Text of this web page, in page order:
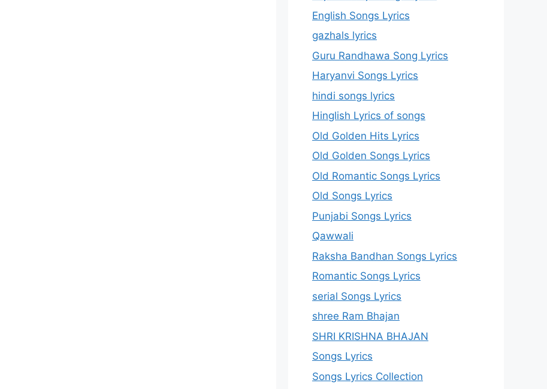
English Songs Lyrics
gazhals lyrics
Guru Randhawa Song Lyrics
Haryanvi Songs Lyrics
hindi songs lyrics
Hinglish Lyrics of songs
Old Golden Hits Lyrics
Old Golden Songs Lyrics
Old Romantic Songs Lyrics
Old Songs Lyrics
Punjabi Songs Lyrics
Qawwali
Raksha Bandhan Songs Lyrics
Romantic Songs Lyrics
serial Songs Lyrics
shree Ram Bhajan
SHRI KRISHNA BHAJAN
Songs Lyrics
Songs Lyrics Collection